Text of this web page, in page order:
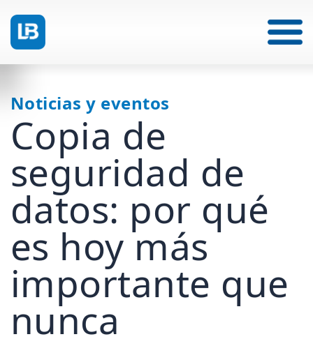
Noticias y eventos
Copia de
seguridad de
datos: por qué
es hoy más
importante que
nunca